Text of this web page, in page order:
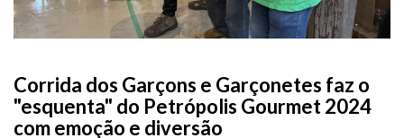
Corrida dos Garçons e Garçonetes faz o
"esquenta" do Petrópolis Gourmet 2024
com emoção e diversão